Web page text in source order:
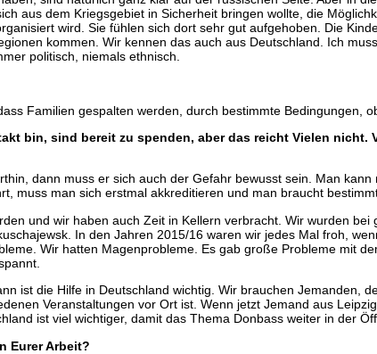
aus dem Kriegsgebiet in Sicherheit bringen wollte, die
wird. Sie fühlen sich dort sehr gut aufgehoben. Die
kommen. Wir kennen das auch aus Deutschland. Ich
politisch, niemals ethnisch.
Familien gespalten werden, durch bestimmte Bedingungen,
bin, sind bereit zu spenden, aber das reicht Vielen
dann muss er sich auch der Gefahr bewusst sein. Man
muss man sich erstmal akkreditieren und man braucht
und wir haben auch Zeit in Kellern verbracht. Wir wurden
In den Jahren 2015/16 waren wir jedes Mal froh,
Wir hatten Magenprobleme. Es gab große Probleme mit
ist die Hilfe in Deutschland wichtig. Wir brauchen Jemanden,
Veranstaltungen vor Ort ist. Wenn jetzt Jemand aus
ist viel wichtiger, damit das Thema Donbass weiter in der
Eurer Arbeit?